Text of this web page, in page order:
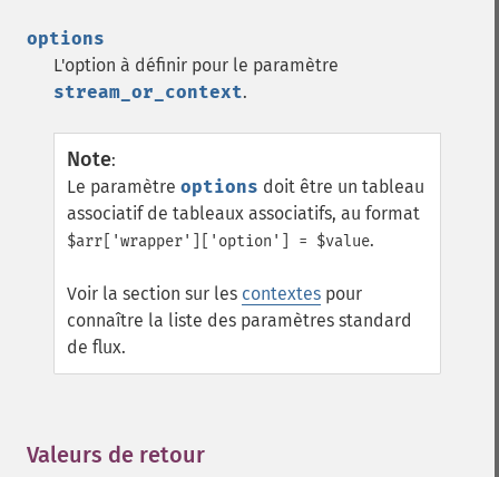
options
L'option à définir pour le paramètre
stream_or_context.
Note:
Le paramètre options doit être un tableau
associatif de tableaux associatifs, au format
$arr['wrapper']['option'] = $value.
Voir la section sur les contextes pour
connaître la liste des paramètres standard
de flux.
Valeurs de retour